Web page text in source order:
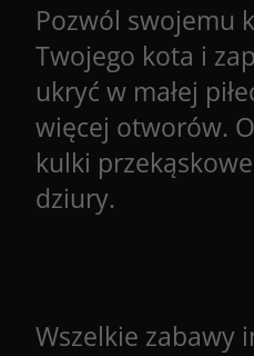
Pozwól swojemu
Twojego kota i
ukryć w małej
więcej otworów.
kulki
dziury.
Wszelkie zabawy